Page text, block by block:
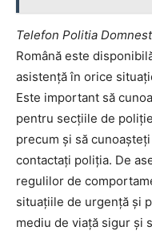
Telefon Politia
Română este
asistență în orice
Este important să
pentru secțiile de
precum și să
contactați poliția. De
regulilor de
situațiile de urgență și
mediu de viață sigur și